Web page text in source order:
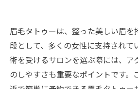
眉毛タトゥーは、整った美しい眉を
段として、多くの女性に支持されて
術を受けるサロンを選ぶ際には、ア
のしやすさも重要なポイントです。